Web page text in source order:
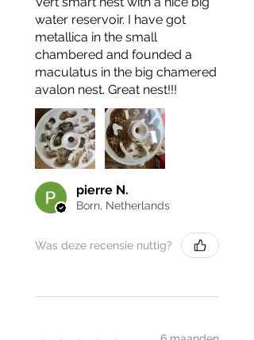
water reservoir. I have got
metallica in the small
chambered and founded a
maculatus in the big chamered
avalon nest. Great nest!!!
pierre N.
Born, Netherlands
Was deze recensie nuttig?